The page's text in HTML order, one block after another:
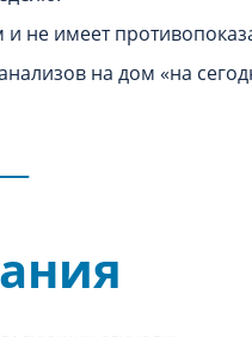
не имеет
на дом «‎на